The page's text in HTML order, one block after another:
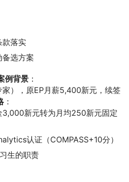
款落实
选方案
例背景 ：
），原EP月薪5,400新元，续签
：
3,000新元转为月均250新元固定
认证（COMPASS+10分）
生的职责